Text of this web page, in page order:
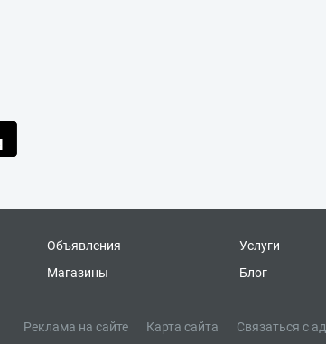
Объявления
Магазины
Услуги
Блог
Реклама на сайте Карта сайта Связаться с